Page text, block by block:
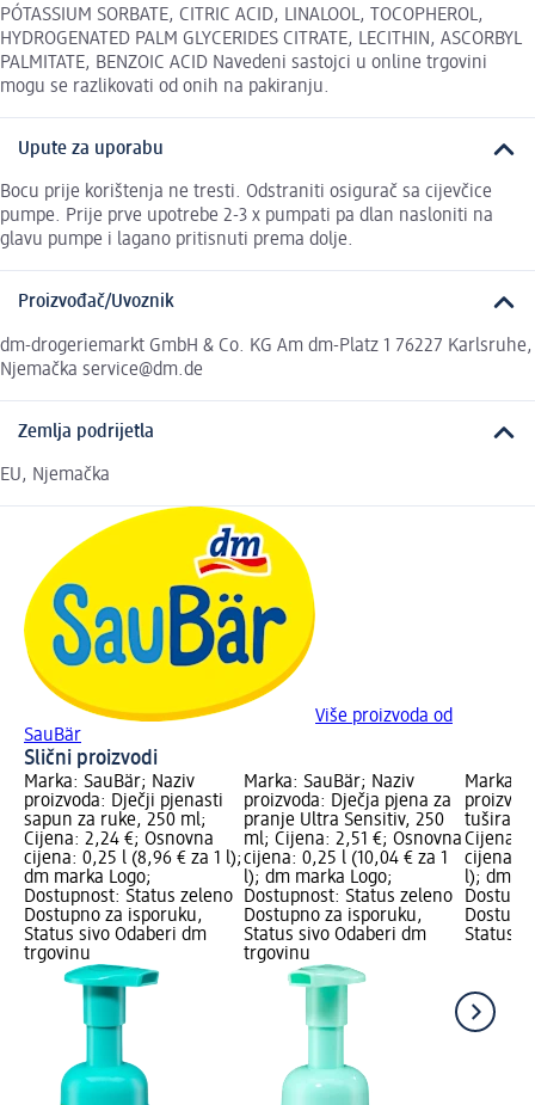
PÓTASSIUM SORBATE, CITRIC ACID, LINALOOL, TOCOPHEROL,
HYDROGENATED PALM GLYCERIDES CITRATE, LECITHIN, ASCORBYL
PALMITATE, BENZOIC ACID Navedeni sastojci u online trgovini
mogu se razlikovati od onih na pakiranju.
Upute za uporabu
Bocu prije korištenja ne tresti. Odstraniti osigurač sa cijevčice
pumpe. Prije prve upotrebe 2-3 x pumpati pa dlan nasloniti na
glavu pumpe i lagano pritisnuti prema dolje.
Proizvođač/Uvoznik
dm-drogeriemarkt GmbH & Co. KG Am dm-Platz 1 76227 Karlsruhe,
Njemačka service@dm.de
Zemlja podrijetla
EU, Njemačka
Više proizvoda od
SauBär
Slični proizvodi
Marka: SauBär; Naziv
proizvoda: Dječji pjenasti
sapun za ruke, 250 ml;
Cijena: 2,24 €; Osnovna
cijena: 0,25 l (8,96 € za 1 l);
dm marka Logo;
Dostupnost: Status zeleno
Dostupno za isporuku,
Status sivo Odaberi dm
trgovinu
Marka: SauBär; Naziv
proizvoda: Dječja pjena za
pranje Ultra Sensitiv, 250
ml; Cijena: 2,51 €; Osnovna
cijena: 0,25 l (10,04 € za 1
l); dm marka Logo;
Dostupnost: Status zeleno
Dostupno za isporuku,
Status sivo Odaberi dm
trgovinu
Marka:
Cijena:
cijena:
l); dm
Status